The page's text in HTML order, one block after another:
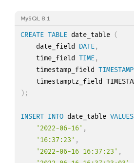
MySQL 8.1
CREATE TABLE date_table (
    date_field
DATE,
    time_field
TIME,
    timestamp_field
TIMESTAMP
) ;
INSERT INTO date_table VALUES
'2022-06-16' ,
'16:37:23' ,
'2022-06-16 16:37:23' ,